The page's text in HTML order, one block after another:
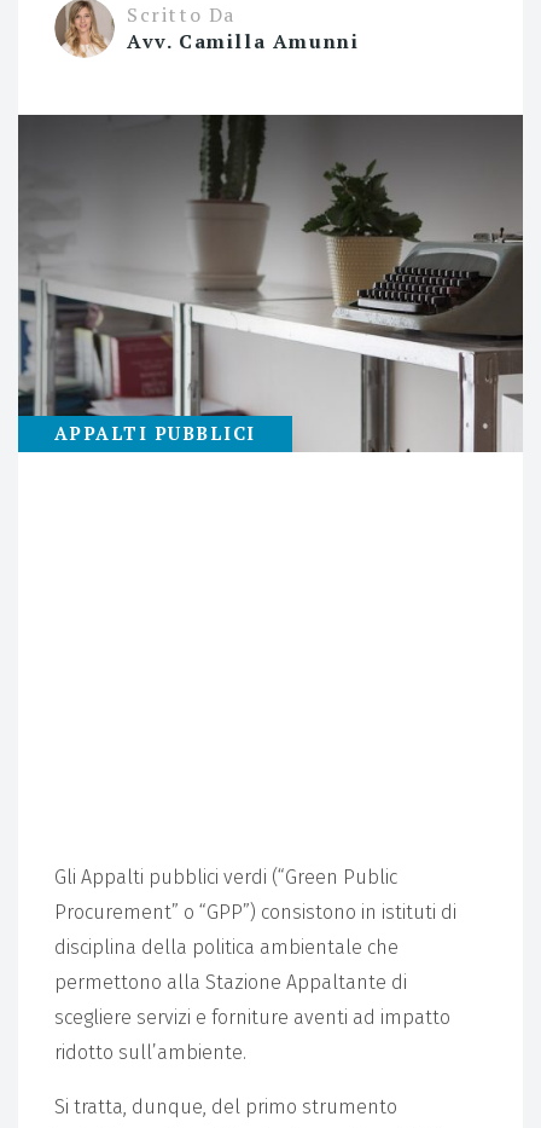
Scritto Da
Avv. Camilla Amunni
APPALTI PUBBLICI
Gli Appalti pubblici verdi (“Green Public
Procurement” o “GPP”) consistono in istituti di
disciplina della politica ambientale che
permettono alla Stazione Appaltante di
scegliere servizi e forniture aventi ad impatto
ridotto sull’ambiente.
Si tratta, dunque, del primo strumento